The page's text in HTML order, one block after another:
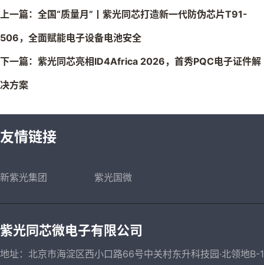
上一篇：全国“质量月”丨紫光同芯打造新一代防伪芯片T91-
506，全面赋能电子设备电池安全
下一篇：紫光同芯亮相ID4Africa 2026，首秀PQC电子证件解
决方案
友情链接
新紫光集团 紫光国微
紫光同芯微电子有限公司
地址：北京市海淀区西小口路66号中关村东升科技园·北领地B-1